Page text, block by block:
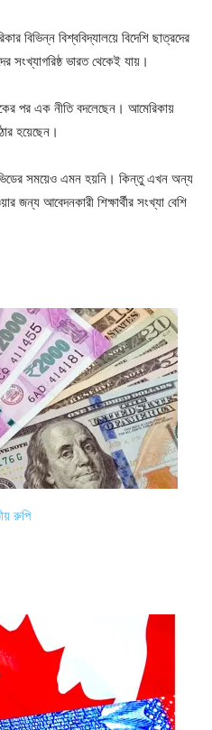
বিভিন্ন বিশ্ববিদ্যালয়ে বিদেশি ছাত্রদের
সংখ্যাগরিষ্ঠ ভারত থেকেই যায়।
পর এক নীতি বদলেছেন। আমেরিকায়
হয়েছেন।
সময়েও এমন হয়নি। কিন্তু এখন অন্য
জন্য আবেদনকারী শিক্ষার্থীর সংখ্যা বেশি
রুপি